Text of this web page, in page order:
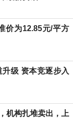
价为12.85元/平方
级 资本竞逐步入
机构扎堆卖出，上